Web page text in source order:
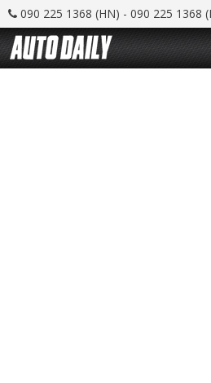
090 225 1368 (HN) - 090 225 1368